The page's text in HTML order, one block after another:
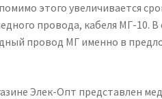
этого увеличивается
провода, кабеля МГ-10. В
провод МГ именно в
Элек-Опт представлен